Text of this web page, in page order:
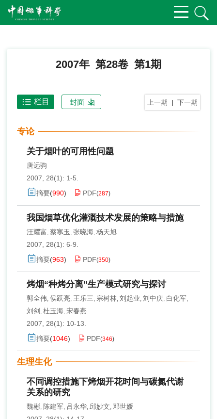
2007年 第28卷 第1期
上一期 | 下一期
栏目 封面
专论
关于烟叶的可用性问题
唐远驹
2007, 28(1): 1-5.
摘要(990) PDF(287)
我国烟草优化灌溉技术发展的策略与措施
汪耀富, 蔡寒玉 , 张晓海, 杨天旭
2007, 28(1): 6-9.
摘要(963) PDF(350)
烤烟“种烤分离”生产模式研究与探讨
郭全伟, 侯跃亮, 王乐三, 宗树林, 刘起业, 刘中庆, 白化军,
刘剑 , 杜玉海, 宋春燕
2007, 28(1): 10-13.
摘要(1046) PDF(346)
生理生化
不同调控措施下烤烟开花时间与碳氮代谢
关系的研究
魏彬, 陈建军, 吕永华, 邱妙文, 邓世媛